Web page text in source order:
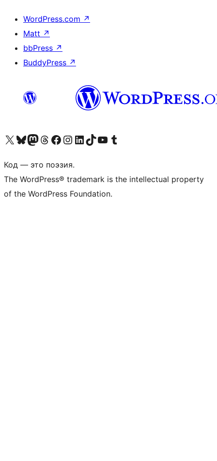
WordPress.com ↗
Matt ↗
bbPress ↗
BuddyPress ↗
Посетите нас в X (ранее Twitter)
Посетите нашу учётную запись в Bluesky
Посетите нашу ленту в Mastodon
Посетите нашу учётную запись в Threads
Посетите нашу страницу на Facebook
Посетите наш Instagram
Посетите нашу страницу в LinkedIn
Посетите нашу учётную запись в TikTok
Посетите наш канал YouTube
Посетите нашу учётную запись в Tumblr
Код — это поэзия.
The WordPress® trademark is the intellectual property
of the WordPress Foundation.